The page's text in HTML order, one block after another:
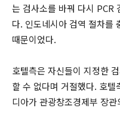
는 검사소를 바꿔 다시 PCR
다. 인도네시아 검역 절차를
때문이었다.
호텔측은 자신들이 지정한
할 수 없다며 거절했다. 호
디아가 관광창조경제부 장